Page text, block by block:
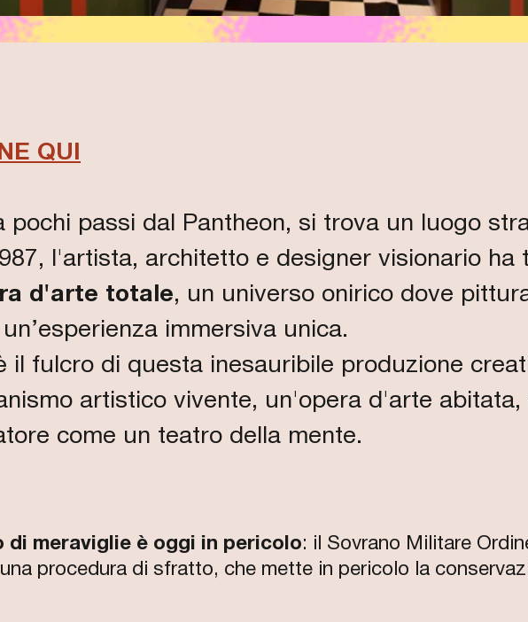
QUI
pochi passi dal Pantheon, si trova un luogo
l'artista, architetto e designer visionario ha
d'arte totale, un universo onirico dove
immersiva unica.
il fulcro di questa inesauribile produzione
artistico vivente, un'opera d'arte
come un teatro della mente.
di meraviglie è oggi in pericolo: il Sovrano Militare
procedura di sfratto, che mette in pericolo la